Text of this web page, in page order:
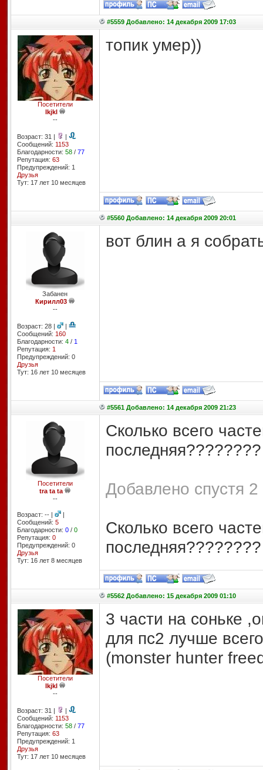
#5559 Добавлено: 14 декабря 2009 17:03
Посетители
lkjkl
--
Возраст: 31 |
|
Сообщений: 1153
Благодарности: 58/ 77
Репутация: 63
Предупреждений: 1
Друзья
Тут: 17 лет 10 месяцев
топик умер))
#5560 Добавлено: 14 декабря 2009 20:01
Забанен
Кирилл03
--
Возраст: 28 |
|
Сообщений: 160
Благодарности: 4/ 1
Репутация: 1
Предупреждений: 0
Друзья
Тут: 16 лет 10 месяцев
вот блин а я
#5561 Добавлено: 14 декабря 2009 21:23
Посетители
tra ta ta
--
Возраст: -- |
|
Сообщений: 5
Благодарности: 0/ 0
Репутация: 0
Предупреждений: 0
Друзья
Тут: 16 лет 8 месяцев
Сколько всего
последняя????????
Добавлено спустя
Сколько всего
#5562 Добавлено: 15 декабря 2009 01:10
Посетители
lkjkl
--
Возраст: 31 |
|
Сообщений: 1153
Благодарности: 58/ 77
Репутация: 63
Предупреждений: 1
Друзья
Тут: 17 лет 10 месяцев
3 части на соньке
для пс2 лучше
(monster hunter